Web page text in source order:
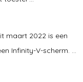
maart 2022 is een
Infinity-V-scherm. ...